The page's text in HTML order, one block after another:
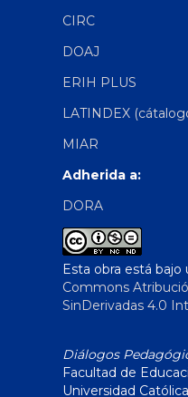
CIRC
DOAJ
ERIH PLUS
LATINDEX
MIAR
Adherida a:
DORA
Esta obra está bajo
Commons
SinDerivadas 4.0
Diálogos
Facultad de
Universidad